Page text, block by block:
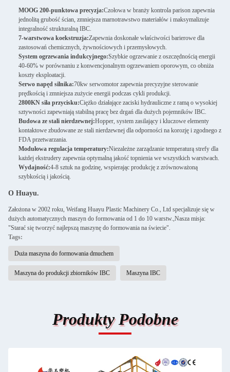
MOOG 200-punktowa precyzja:Czołowa w branży kontrola parison zapewnia
jednolitą grubość ścian, zmniejsza marnotrawstwo materiałów i maksymalizuje
integralność strukturalną IBC.
7-warstwowa koekstruzja:Zapewnia doskonałe właściwości barierowe dla
zastosowań chemicznych, żywnościowych i przemysłowych.
System ogrzewania indukcyjnego:Szybkie ogrzewanie z oszczędnością energii
40-60% w porównaniu z konwencjonalnym ogrzewaniem oporowym, co obniża
koszty eksploatacji.
Serwo napęd silnika:70kw serwomotor zapewnia precyzyjne sterowanie
prędkością i zmniejsza zużycie energii podczas cykli produkcji.
2800KN siła przycisku:Ciężko działające zaciski hydrauliczne z ramą o wysokiej
sztywności zapewniają stabilną pracę bez drgań dla dużych pojemników IBC.
Budowa ze stali nierdzewnej:Hopper, system zasilający i kluczowe elementy
kontaktowe zbudowane ze stali nierdzewnej dla odporności na korozję i zgodnego z
FDA przetwarzania.
Modułowa regulacja temperatury:Niezależne zarządzanie temperaturą strefy dla
każdej ekstrudery zapewnia optymalną jakość topnienia we wszystkich warstwach.
Wydajność:4-8 sztuk na godzinę, wspierając produkcję z zrównoważoną
szybkością i jakością.
O Huayu.
Założona w 2002 roku, Weifang Huayu Plastic Machinery Co., Ltd specjalizuje się w
dużych automatycznych maszyn do formowania od 1 do 10 warstw.,Nasza misja:
"Starać się tworzyć najlepszą maszynę do formowania na świecie".
Tags:
Duża maszyna do formowania dmuchem
Maszyna do produkcji zbiorników IBC Maszyna IBC
Produkty Podobne